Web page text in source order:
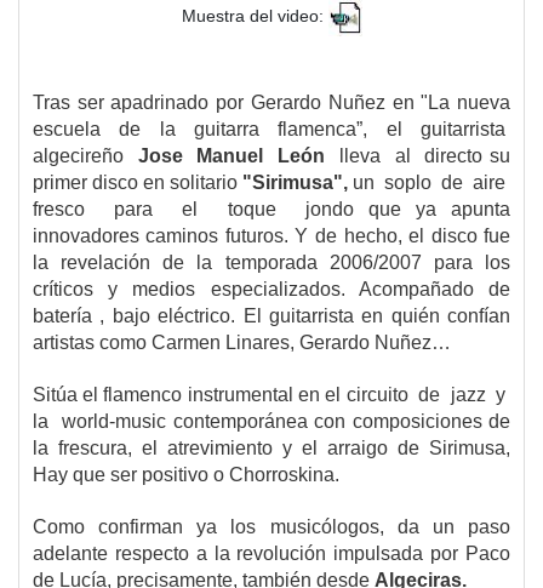
Muestra del video:
Tras ser apadrinado por Gerardo Nuñez en "La nueva
escuela de la guitarra flamenca”, el guitarrista
algecireño Jose Manuel León lleva al directo su
primer disco en solitario "Sirimusa",un soplo de aire
fresco para el toque jondo que ya apunta
innovadores caminos futuros. Y de hecho, el disco fue
la revelación de la temporada 2006/2007 para los
críticos y medios especializados. Acompañado de
batería , bajo eléctrico. El guitarrista en quién confían
artistas como Carmen Linares, Gerardo Nuñez…
Sitúa el flamenco instrumental en el circuito de jazz y
la world-music contemporánea con composiciones de
la frescura, el atrevimiento y el arraigo de Sirimusa,
Hay que ser positivo o Chorroskina.
Como confirman ya los musicólogos, da un paso
adelante respecto a la revolución impulsada por Paco
de Lucía, precisamente, también desde Algeciras.